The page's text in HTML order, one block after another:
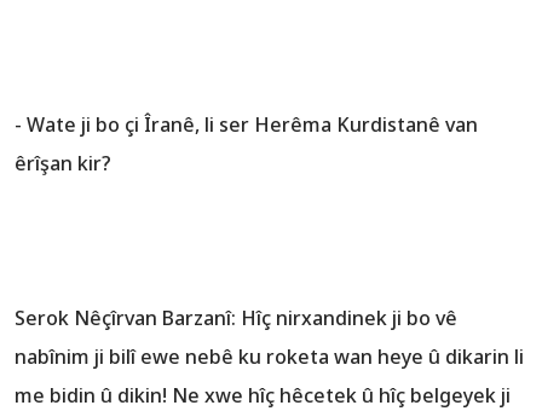
- Wate ji bo çi Îranê, li ser Herêma Kurdistanê van
êrîşan kir?
Serok Nêçîrvan Barzanî: Hîç nirxandinek ji bo vê
nabînim ji bilî ewe nebê ku roketa wan heye û dikarin li
me bidin û dikin! Ne xwe hîç hêcetek û hîç belgeyek ji